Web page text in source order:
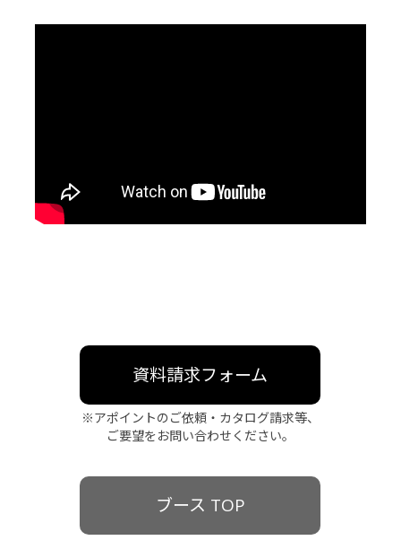
資料請求フォーム
※アポイントのご依頼・カタログ請求等、
ご要望をお問い合わせください。
ブース TOP